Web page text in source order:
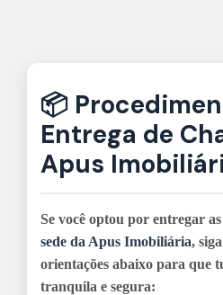
📦
Entrega de
Apus
Se você optou por entregar as
sede da Apus Imobiliária,
orientações abaixo para que
tranquila e segura: